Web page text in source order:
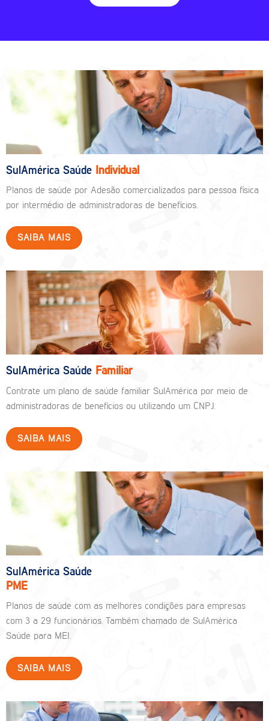
SulAmérica Saúde Individual
Planos de saúde por Adesão comercializados para pessoa física
por intermédio de administradoras de benefícios.
SAIBA MAIS
SulAmérica Saúde Familiar
Contrate um plano de saúde familiar SulAmérica por meio de
administradoras de benefícios ou utilizando um CNPJ.
SAIBA MAIS
SulAmérica Saúde
PME
Planos de saúde com as melhores condições para empresas
com 3 a 29 funcionários. Também chamado de SulAmérica
Saúde para MEI.
SAIBA MAIS